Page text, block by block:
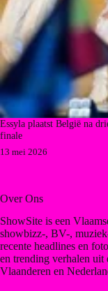
Essyla plaatst België na
finale
13 mei 2026
Over Ons
ShowSite is een
showbizz-, BV-,
recente headlines en
en trending verhalen
Vlaanderen en